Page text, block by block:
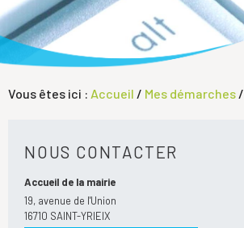
Vous êtes ici : Accueil / Mes démarches /
NOUS CONTACTER
Accueil de la mairie
19, avenue de l'Union
16710 SAINT-YRIEIX